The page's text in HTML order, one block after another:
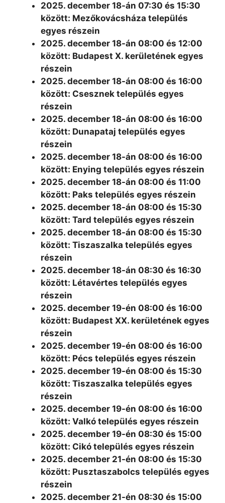
2025. december 18-án 07:30 és 15:30
között: Mezőkovácsháza település
egyes részein
2025. december 18-án 08:00 és 12:00
között: Budapest X. kerületének egyes
részein
2025. december 18-án 08:00 és 16:00
között: Csesznek település egyes
részein
2025. december 18-án 08:00 és 16:00
között: Dunapataj település egyes
részein
2025. december 18-án 08:00 és 16:00
között: Enying település egyes részein
2025. december 18-án 08:00 és 11:00
között: Paks település egyes részein
2025. december 18-án 08:00 és 15:30
között: Tard település egyes részein
2025. december 18-án 08:00 és 15:30
között: Tiszaszalka település egyes
részein
2025. december 18-án 08:30 és 16:30
között: Létavértes település egyes
részein
2025. december 19-én 08:00 és 16:00
között: Budapest XX. kerületének egyes
részein
2025. december 19-én 08:00 és 16:00
között: Pécs település egyes részein
2025. december 19-én 08:00 és 15:30
között: Tiszaszalka település egyes
részein
2025. december 19-én 08:00 és 16:00
között: Valkó település egyes részein
2025. december 19-én 08:30 és 15:00
között: Cikó település egyes részein
2025. december 21-én 08:00 és 15:30
között: Pusztaszabolcs település egyes
részein
2025. december 21-én 08:30 és 15:00